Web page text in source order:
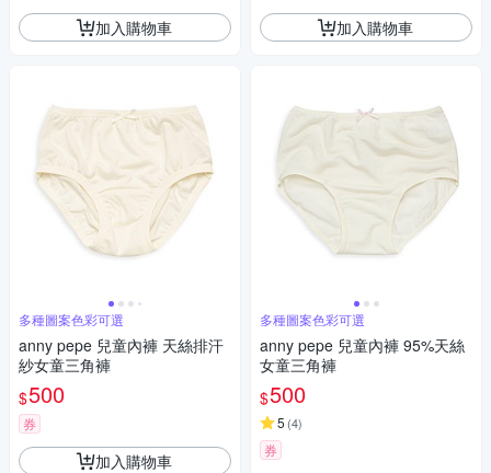
加入購物車
多種圖案色彩可選
anny pepe 兒童內褲 天絲排汗
紗女童三角褲
$500
券
加入購物車
加入購物車
多種圖案色彩可選
anny pepe 兒童內褲 95%天絲
女童三角褲
$500
5 (4)
券